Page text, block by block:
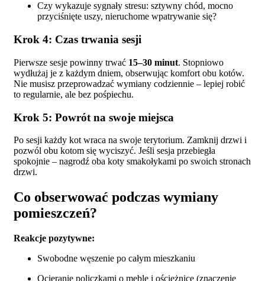
Czy wykazuje sygnały stresu: sztywny chód, mocno
przyciśnięte uszy, nieruchome wpatrywanie się?
Krok 4: Czas trwania sesji
Pierwsze sesje powinny trwać 15–30 minut. Stopniowo
wydłużaj je z każdym dniem, obserwując komfort obu kotów.
Nie musisz przeprowadzać wymiany codziennie – lepiej robić
to regularnie, ale bez pośpiechu.
Krok 5: Powrót na swoje miejsca
Po sesji każdy kot wraca na swoje terytorium. Zamknij drzwi i
pozwól obu kotom się wyciszyć. Jeśli sesja przebiegła
spokojnie – nagrodź oba koty smakołykami po swoich stronach
drzwi.
Co obserwować podczas wymiany
pomieszczeń?
Reakcje pozytywne:
Swobodne węszenie po całym mieszkaniu
Ocieranie policzkami o meble i ościeżnice (znaczenie